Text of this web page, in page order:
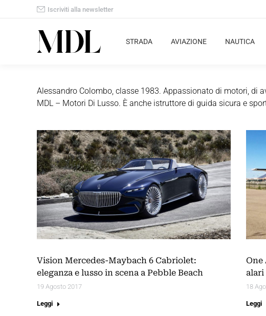
Iscriviti alla newsletter
STRADA AVIAZIONE NAUTICA
Alessandro Colombo, classe 1983. Appassionato di motori, di
MDL – Motori Di Lusso. È anche istruttore di guida sicura e
Vision Mercedes-Maybach 6 Cabriolet:
eleganza e lusso in scena a Pebble Beach
19 Agosto 2017
Leggi
One
alari
18
Leggi